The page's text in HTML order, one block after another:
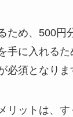
ため、500円
手に入れる
必須となりま
リットは、